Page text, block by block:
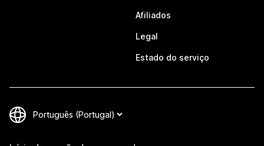
Afiliados
Legal
Estado do serviço